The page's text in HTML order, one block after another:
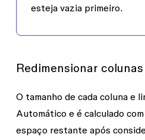
esteja vazia primeiro.
Redimensionar
O tamanho de cada coluna e
Automático e é calculado
espaço restante após